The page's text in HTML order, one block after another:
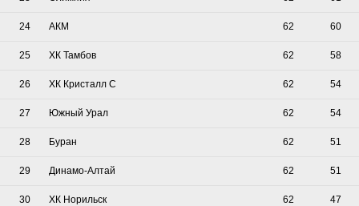
24 АКМ 62 60
25 ХК Тамбов 62 58
26 ХК Кристалл С 62 54
27 Южный Урал 62 54
28 Буран 62 51
29 Динамо-Алтай 62 51
30 ХК Норильск 62 47